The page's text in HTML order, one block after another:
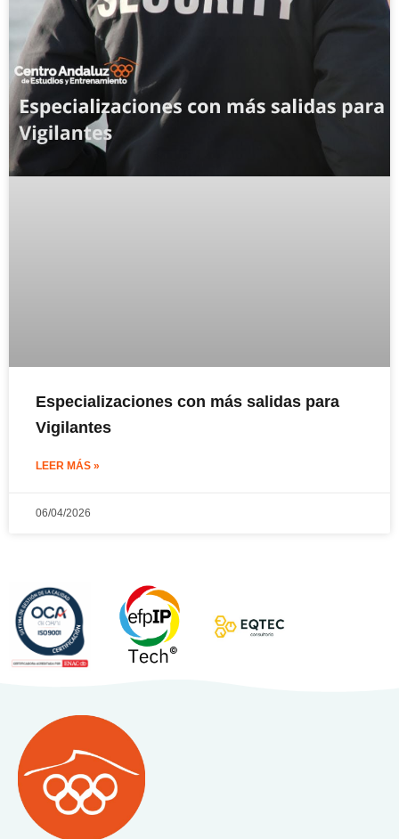
Especializaciones con más salidas para
Vigilantes
LEER MÁS »
06/04/2026